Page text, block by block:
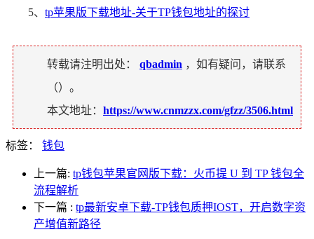
5、 tp苹果版下载地址-关于TP钱包地址的探讨
转载请注明出处： qbadmin ，如有疑问，请联系
（）。
本文地址： https://www.cnmzzx.com/gfzz/3506.html
标签： 钱包
上一篇: tp钱包苹果官网版下载：火币提 U 到 TP 钱包全
流程解析
下一篇 : tp最新安卓下载-TP钱包质押IOST，开启数字资
产增值新路径